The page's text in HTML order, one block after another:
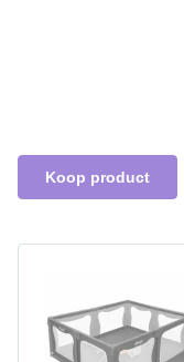
Koop product